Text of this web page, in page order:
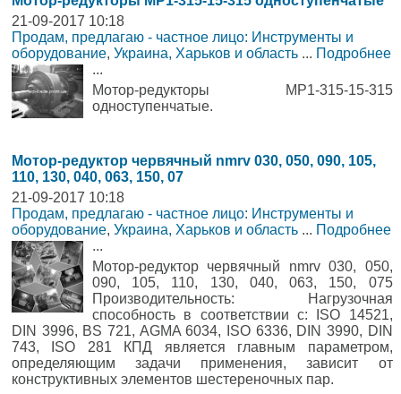
21-09-2017 10:18
Продам, предлагаю - частное лицо: Инструменты и
оборудование, Украина, Харьков и область ... Подробнее
...
Мотор-редукторы МР1-315-15-315
одноступенчатые.
Мотор-редуктор червячный nmrv 030, 050, 090, 105,
110, 130, 040, 063, 150, 07
21-09-2017 10:18
Продам, предлагаю - частное лицо: Инструменты и
оборудование, Украина, Харьков и область ... Подробнее
...
Мотор-редуктор червячный nmrv 030, 050,
090, 105, 110, 130, 040, 063, 150, 075
Производительность: Нагрузочная
способность в соответствии с: ISO 14521,
DIN 3996, BS 721, AGMA 6034, ISO 6336, DIN 3990, DIN
743, ISO 281 КПД является главным параметром,
определяющим задачи применения, зависит от
конструктивных элементов шестереночных пар.